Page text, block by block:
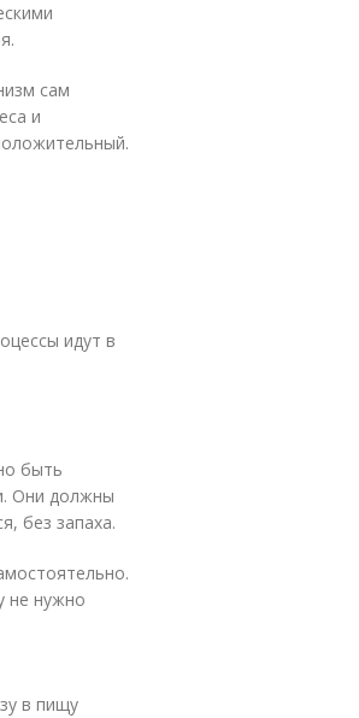
сам
и
идут в
быть
Они должны
без запаха.
не нужно
в пищу